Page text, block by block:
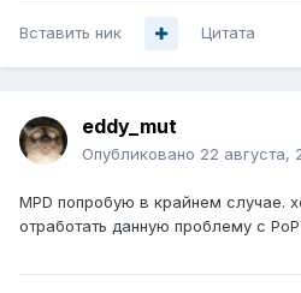
Вставить ник Цитата
eddy_mut
Опубликовано 22 августа,
MPD попробую в крайнем случае.
отработать данную проблему с